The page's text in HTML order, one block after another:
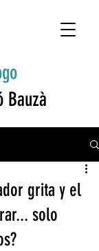
Bauzà
grita y el
solo